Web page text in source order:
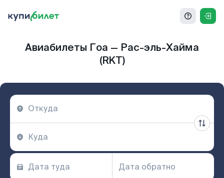
Авиабилеты Гоа — Рас-эль-Хайма
(RKT)